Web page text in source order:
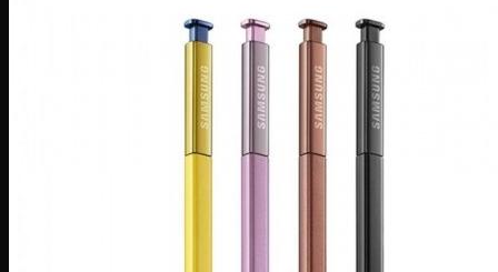
1.300.000 ₫.
1.000.000 ₫.